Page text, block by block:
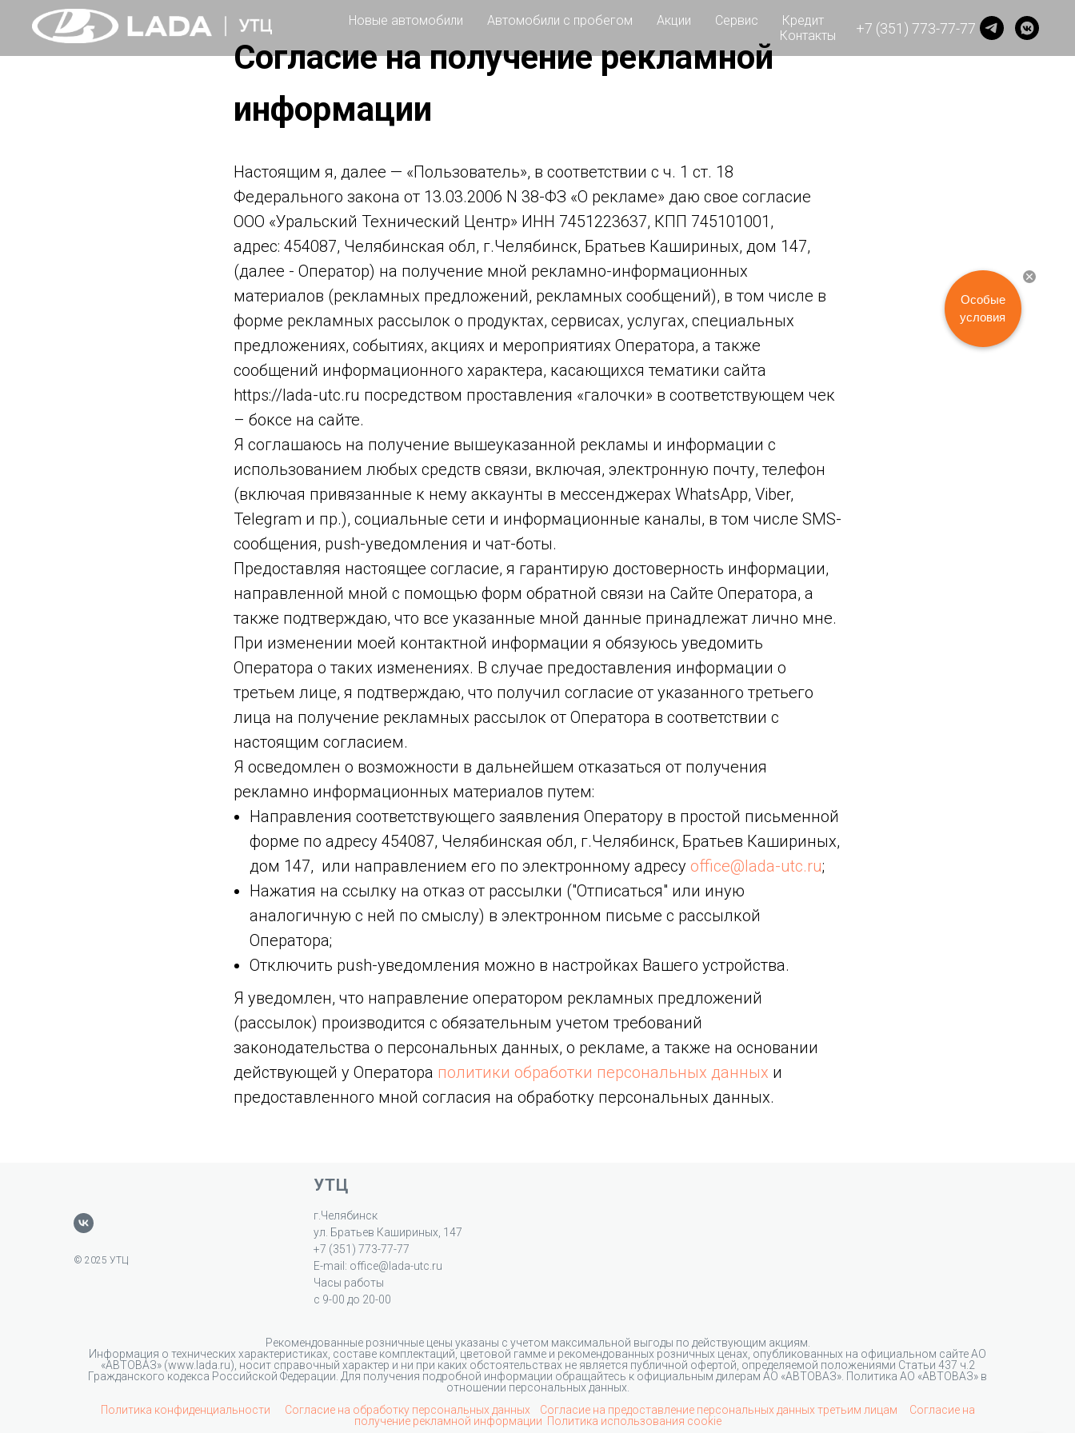
Новые автомобили Автомобили с пробегом Акции Сервис
Кредит
Контакты
+7 (351) 773-77-77
Согласие на получение рекламной
информации
Настоящим я, далее — «Пользователь», в соответствии с ч. 1 ст. 18
Федерального закона от 13.03.2006 N 38-ФЗ «О рекламе» даю свое согласие
ООО «Уральский Технический Центр» ИНН 7451223637, КПП 745101001,
адрес: 454087, Челябинская обл, г.Челябинск, Братьев Кашириных, дом 147,
(далее - Оператор) на получение мной рекламно-информационных
материалов (рекламных предложений, рекламных сообщений), в том числе в
форме рекламных рассылок о продуктах, сервисах, услугах, специальных
предложениях, событиях, акциях и мероприятиях Оператора, а также
сообщений информационного характера, касающихся тематики сайта
https://lada-utc.ru посредством проставления «галочки» в соответствующем чек
– боксе на сайте.
Я соглашаюсь на получение вышеуказанной рекламы и информации с
использованием любых средств связи, включая, электронную почту, телефон
(включая привязанные к нему аккаунты в мессенджерах WhatsApp, Viber,
Telegram и пр.), социальные сети и информационные каналы, в том числе SMS-
сообщения, push-уведомления и чат-боты.
Предоставляя настоящее согласие, я гарантирую достоверность информации,
направленной мной с помощью форм обратной связи на Сайте Оператора, а
также подтверждаю, что все указанные мной данные принадлежат лично мне.
При изменении моей контактной информации я обязуюсь уведомить
Оператора о таких изменениях. В случае предоставления информации о
третьем лице, я подтверждаю, что получил согласие от указанного третьего
лица на получение рекламных рассылок от Оператора в соответствии с
настоящим согласием.
Я осведомлен о возможности в дальнейшем отказаться от получения
рекламно информационных материалов путем:
Направления соответствующего заявления Оператору в простой письменной
форме по адресу 454087, Челябинская обл, г.Челябинск, Братьев Кашириных,
дом 147, или направлением его по электронному адресу office@lada-utc.ru;
Нажатия на ссылку на отказ от рассылки ("Отписаться" или иную
аналогичную с ней по смыслу) в электронном письме с рассылкой
Оператора;
Отключить push-уведомления можно в настройках Вашего устройства.
Я уведомлен, что направление оператором рекламных предложений
(рассылок) производится с обязательным учетом требований
законодательства о персональных данных, о рекламе, а также на основании
действующей у Оператора политики обработки персональных данных и
предоставленного мной согласия на обработку персональных данных.
© 2025 УТЦ
УТЦ
г.Челябинск
ул. Братьев Кашириных, 147
+7 (351) 773-77-77
E-mail: office@lada-utc.ru
Часы работы
с 9-00 до 20-00
Рекомендованные розничные цены указаны с учетом максимальной выгоды по действующим акциям.
Информация о технических характеристиках, составе комплектаций, цветовой гамме и рекомендованных розничных ценах, опубликованных на официальном сайте АО
«АВТОВАЗ» (www.lada.ru), носит справочный характер и ни при каких обстоятельствах не является публичной офертой, определяемой положениями Статьи 437 ч.2
Гражданского кодекса Российской Федерации. Для получения подробной информации обращайтесь к официальным дилерам АО «АВТОВАЗ». Политика АО «АВТОВАЗ» в
отношении персональных данных.
Политика конфиденциальности
Согласие на обработку персональных данных Согласие на предоставление персональных данных третьим лицам
Согласие на
получение рекламной информации Политика использования cookie
Особые
условия